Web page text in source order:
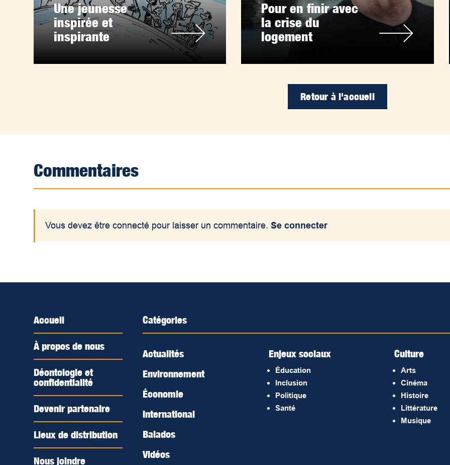
Une jeunesse
inspirée et
inspirante
Pour en finir avec
la crise du
logement
Retour à l'accueil
Commentaires
Vous devez être connecté pour laisser un commentaire.Se connecter
Accueil
À propos de nous
Déontologie et
confidentialité
Devenir partenaire
Lieux de distribution
Nous joindre
Catégories
Actualités
Environnement
Économie
International
Balados
Vidéos
Enjeux sociaux
Éducation
Inclusion
Politique
Santé
Culture
Arts
Cinéma
Histoire
Littérature
Musique